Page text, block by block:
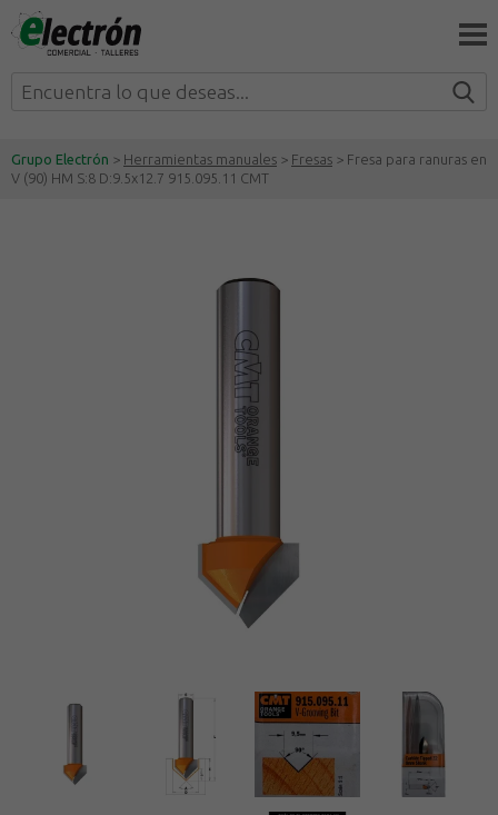
Grupo Electrón > Herramientas manuales > Fresas > Fresa para ranuras en
V (90) HM S:8 D:9.5x12.7 915.095.11 CMT